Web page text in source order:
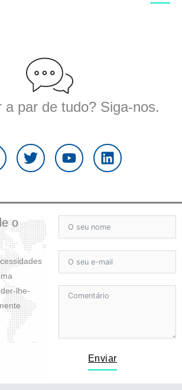
a par de tudo? Siga-nos.
w
i
t
e
r
o
u
t
b
e
i
n
k
d
i
n
o
lhe-
Enviar